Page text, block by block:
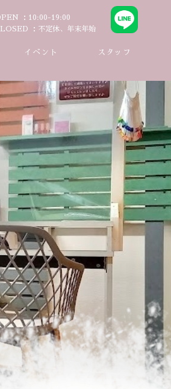
10:00-19:00
不定休、年末年始
イベント スタッフ